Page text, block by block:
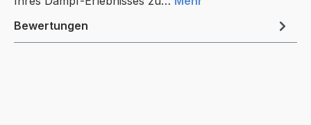
Bewertungen